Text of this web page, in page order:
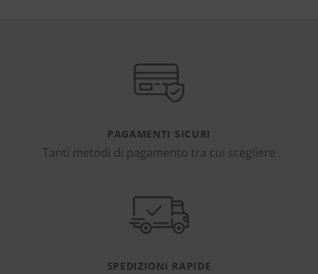
PAGAMENTI SICURI
Tanti metodi di pagamento tra cui scegliere
SPEDIZIONI RAPIDE